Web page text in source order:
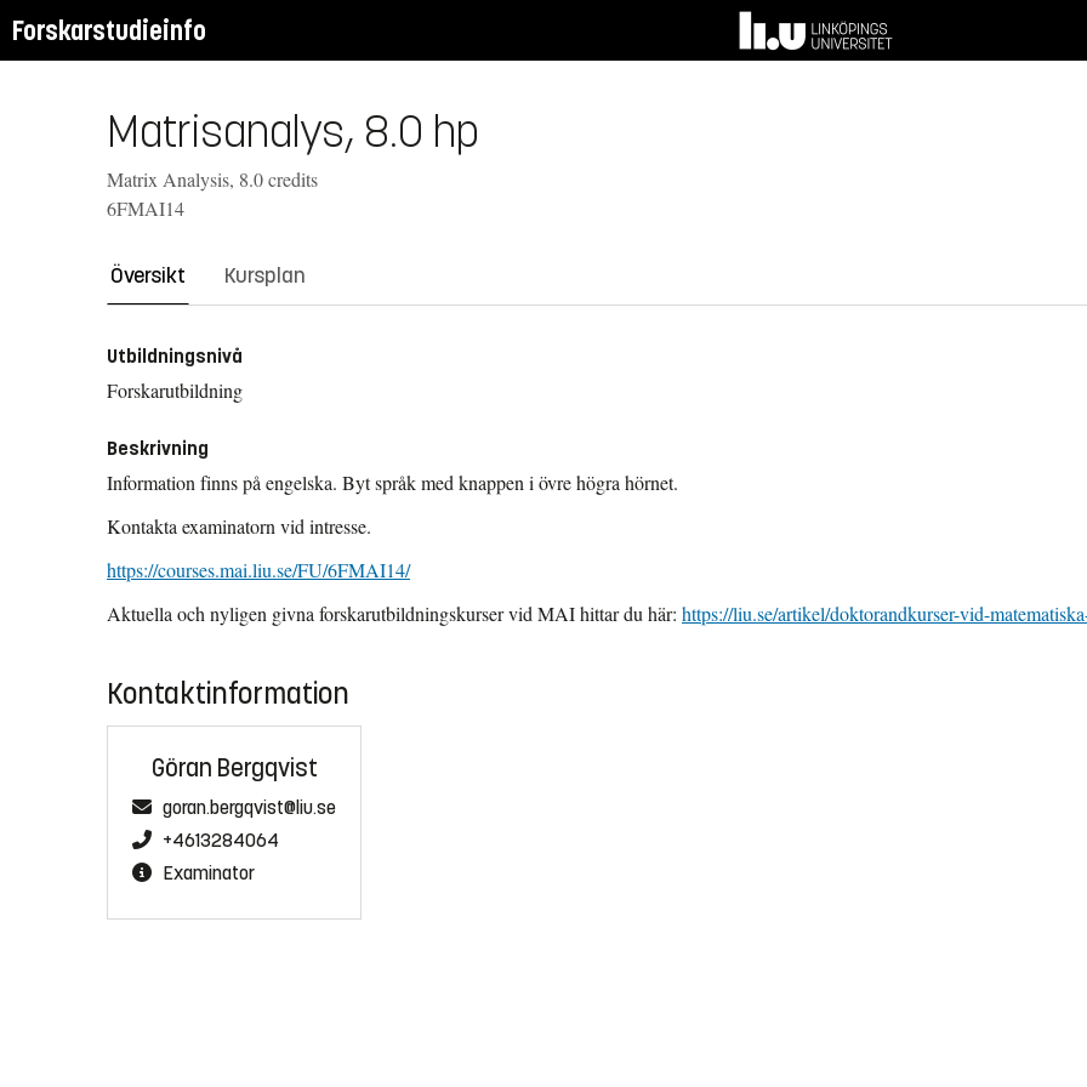
Forskarstudieinfo
Matrisanalys, 8.0 hp
Matrix Analysis, 8.0 credits
6FMAI14
Översikt Kursplan
Utbildningsnivå
Forskarutbildning
Beskrivning
Information finns på engelska. Byt språk med knappen i övre högra hörnet.
Kontakta examinatorn vid intresse.
https://courses.mai.liu.se/FU/6FMAI14/
Aktuella och nyligen givna forskarutbildningskurser vid MAI hittar du här: https://liu.se/artikel/doktorandkurser-vid-
Kontaktinformation
Göran Bergqvist
goran.bergqvist@liu.se
+4613284064
Examinator